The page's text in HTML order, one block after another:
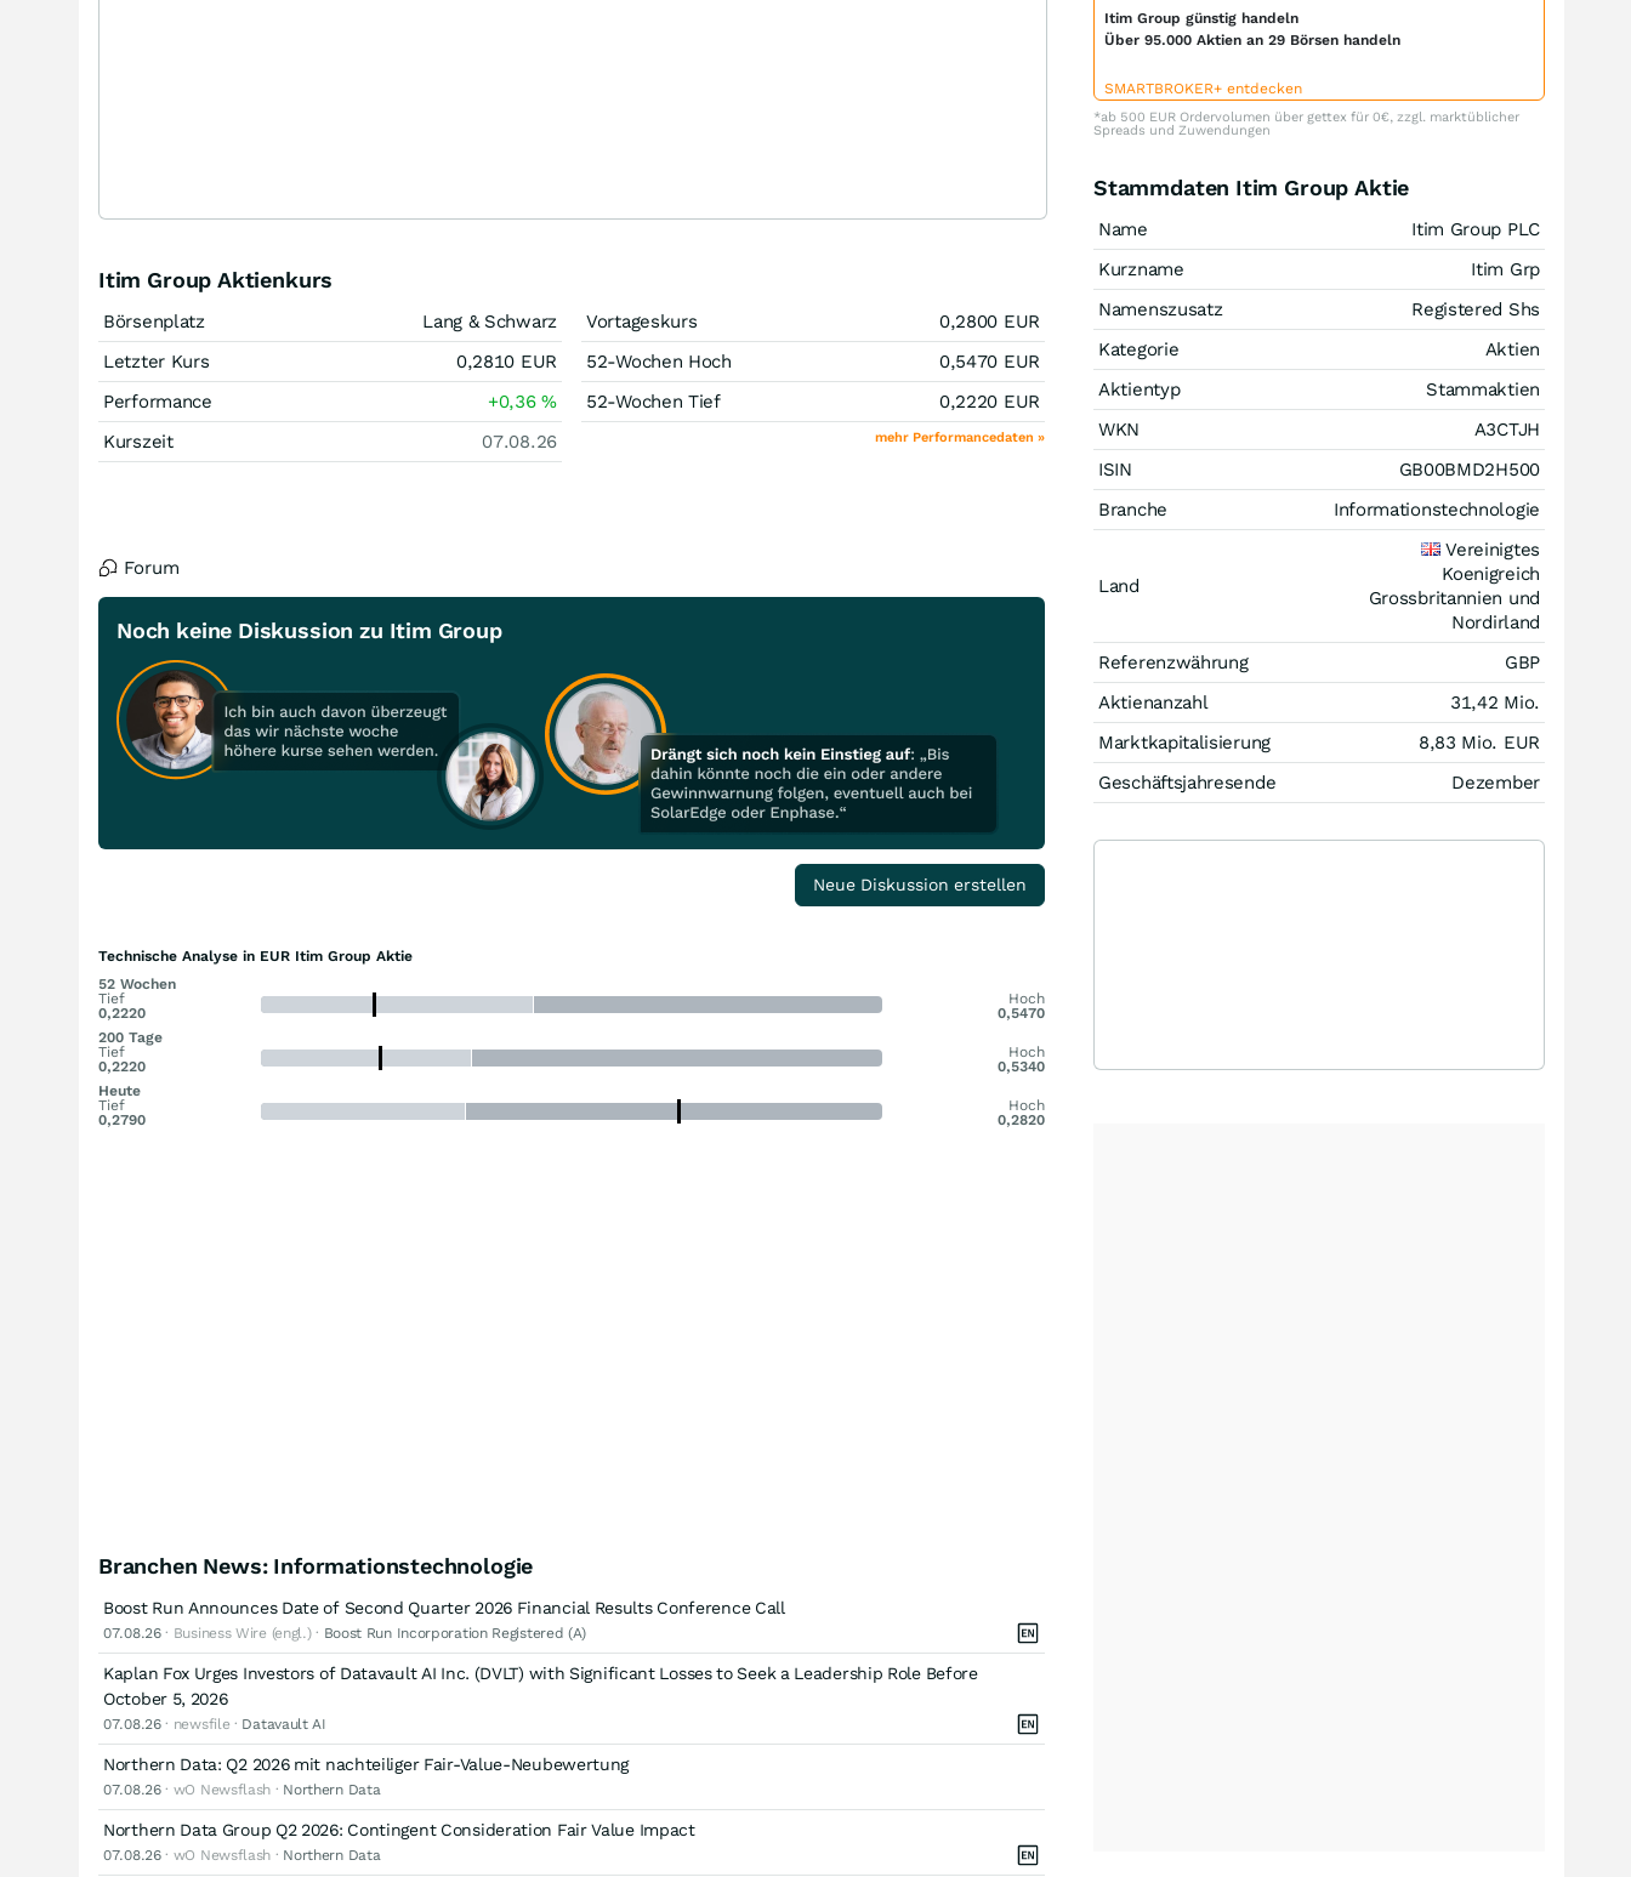
Itim Group Aktienkurs
Börsenplatz
Lang & Schwarz
Letzter Kurs
0,2810 EUR
Performance
+0,36%
Kurszeit
07.08.26
Vortageskurs 0,2800 EUR
52-Wochen Hoch
0,5470 EUR
52-Wochen Tief
0,2220 EUR
mehr Performancedaten »
Forum
Noch keine Diskussion zu Itim Group
Neue Diskussion erstellen
Technische Analyse in EUR Itim Group Aktie
52 Wochen
Tief
0,2220
Hoch
0,5470
200 Tage
Tief
0,2220
Hoch
0,5340
Heute
Tief
0,2790
Hoch
0,2820
Branchen News: Informationstechnologie
Boost Run Announces Date of Second Quarter 2026 Financial Results Conference Call
07.08.26· Business Wire (engl.) · Boost Run Incorporation Registered (A)
Kaplan Fox Urges Investors of Datavault AI Inc. (DVLT) with Significant Losses to Seek a Leadership Role Before
October 5, 2026
07.08.26· newsfile · Datavault AI
Northern Data: Q2 2026 mit nachteiliger Fair-Value-Neubewertung
07.08.26· wO Newsflash · Northern Data
Northern Data Group Q2 2026: Contingent Consideration Fair Value Impact
07.08.26· wO Newsflash · Northern Data
Itim Group günstig handeln
Über 95.000 Aktien an 29 Börsen handeln
SMARTBROKER+ entdecken
*ab 500 EUR Ordervolumen über gettex für 0€, zzgl. marktüblicher
Spreads und Zuwendungen
Stammdaten Itim Group Aktie
Name
Itim Group PLC
Kurzname
Itim Grp
Namenszusatz
Registered Shs
Kategorie
Aktien
Aktientyp
Stammaktien
WKN
A3CTJH
ISIN
GB00BMD2H500
Branche
Informationstechnologie
Land
Vereinigtes
Koenigreich
Grossbritannien und
Nordirland
Referenzwährung
GBP
Aktienanzahl
31,42 Mio.
Marktkapitalisierung
8,83 Mio. EUR
Geschäftsjahresende
Dezember